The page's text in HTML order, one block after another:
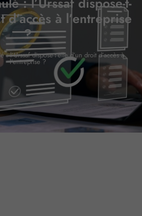
d’accès à l’entreprise
?
: l’Urssaf dispose-t-elle d’un droit d’accès à
l’entreprise ?